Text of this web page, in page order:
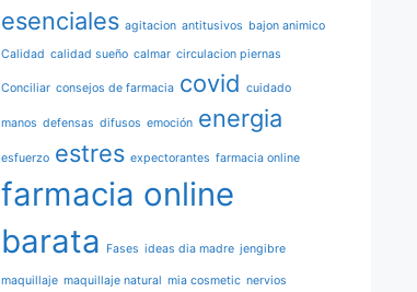
esenciales agitacion antitusivos bajon animico
Calidad calidad sueño calmar circulacion piernas
Conciliar consejos de farmacia covid cuidado
manos defensas difusos emoción energia
esfuerzo estres expectorantes farmacia online
farmacia online
barata
Fases ideas dia madre jengibre
maquillaje maquillaje natural mia cosmetic nervios